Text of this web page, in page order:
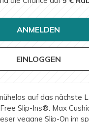
ANMELDEN
EINLOGGEN
auf das nächste
Slip-Ins®: Max
vegane Slip-On im